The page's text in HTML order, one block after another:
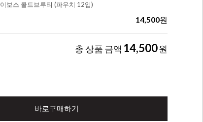
보스 콜드브루티 (파우치 12입)
14,500원
총 상품 금액 14,500원
바로구매하기